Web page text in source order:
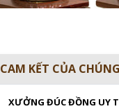
CAM KẾT CỦA
XƯỞNG ĐÚC ĐỒNG UY